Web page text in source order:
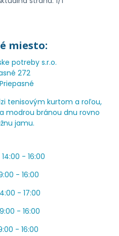
miesto:
potreby s.r.o.
272
tenisovým kurtom a roľou,
modrou bránou dnu rovno
jamu.
- 16:00
- 16:00
- 17:00
- 16:00
- 16:00